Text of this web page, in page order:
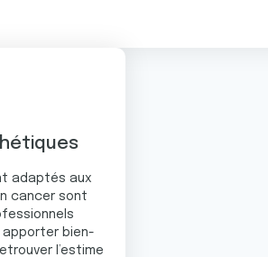
adaptés aux
cancer sont
apporter bien-
l’estime